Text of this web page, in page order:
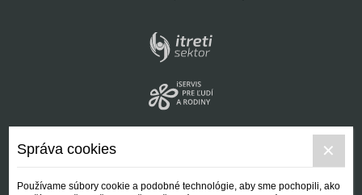
Správa cookies
Používame súbory cookie a podobné technológie, aby sme pochopili, ako